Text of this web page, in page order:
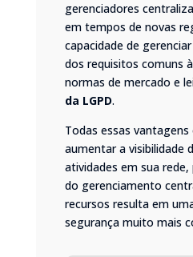
gerenciadores
em tempos de novas
capacidade de
dos requisitos comuns
normas de mercado e
da LGPD.
Todas essas
aumentar a visibilidade
atividades em sua
do gerenciamento
recursos resulta em
segurança muito mais